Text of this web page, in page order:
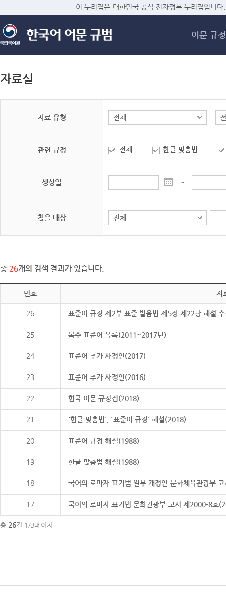
메
이 누리집은 대한민국 공식 전자정부 누리집입니다.
어문 규정
자료실
자료 유형
관련 규정 전체 한글 맞춤법
생성일 ~
찾을 대상
총 26개의 검색 결과가 있습니다.
번호 자
26 표준어 규정 제2부 표준 발음법 제5장 제22항 해설
25 복수 표준어 목록(2011~2017년)
24 표준어 추가 사정안(2017)
23 표준어 추가 사정안(2016)
22 한국 어문 규정집(2018)
21 '한글 맞춤법', '표준어 규정' 해설(2018)
20 표준어 규정 해설(1988)
19 한글 맞춤법 해설(1988)
18 국어의 로마자 표기법 일부 개정안 문화체육관광부
17 국어의 로마자 표기법 문화관광부 고시 제2000-8호
총 26건 1/3페이지